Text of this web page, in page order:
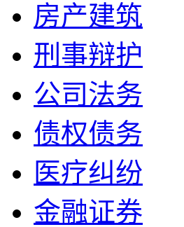
房产建筑
刑事辩护
公司法务
债权债务
医疗纠纷
金融证券